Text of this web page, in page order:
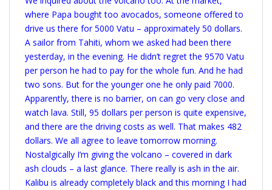
where Papa bought too avocados, someone offered to
drive us there for 5000 Vatu – approximately 50 dollars.
A sailor from Tahiti, whom we asked had been there
yesterday, in the evening. He didn’t regret the 9570 Vatu
per person he had to pay for the whole fun. And he had
two sons. But for the younger one he only paid 7000.
Apparently, there is no barrier, on can go very close and
watch lava. Still, 95 dollars per person is quite expensive,
and there are the driving costs as well. That makes 482
dollars. We all agree to leave tomorrow morning.
Nostalgically I’m giving the volcano – covered in dark
ash clouds – a last glance. There really is ash in the air.
Kalibu is already completely black and this morning I had